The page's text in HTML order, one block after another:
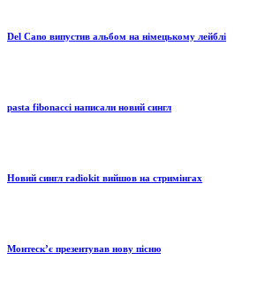
Del Cano випустив альбом на німецькому лейблі
pasta fibonacci написали новий сингл
Новий сингл radiokit вийшов на стримінгах
Монтескʼє презентував нову пісню